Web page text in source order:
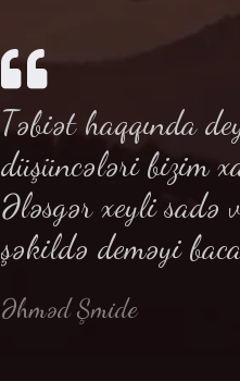
Təbiət haqqında
düşüncələri bizim
Ələsgər xeyli sadə
şəkildə deməyi
Əhməd Şmide